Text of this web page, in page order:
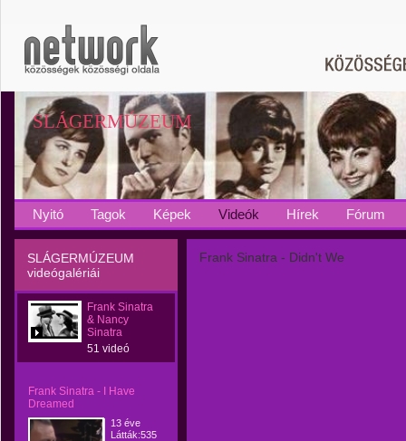
SLÁGERMÚZEUM
Nyitó Tagok Képek Videók Hírek Fórum
SLÁGERMÚZEUM
videógalériái
Frank Sinatra
& Nancy
Sinatra
51 videó
Frank Sinatra - I Have
Dreamed
13 éve
Látták:535
Frank Sinatra - Didn't We